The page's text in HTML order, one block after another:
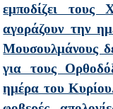
εμποδίζει τους
αγοράζουν την
Μουσουλμάνους
για τους
ημέρα του